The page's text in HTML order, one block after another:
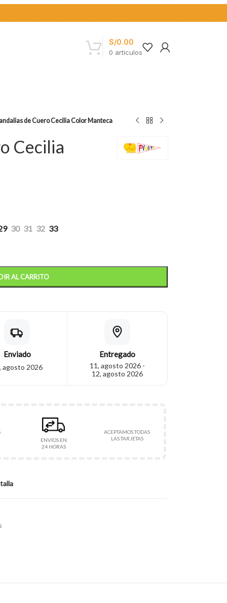
0 artículos
S/0.00
de Cuero Cecilia Color Manteca
Cecilia
30 31 32 33
AL CARRITO
Enviado
agosto 2026
Entregado
11, agosto 2026 -
12, agosto 2026
ENVÍOS EN
24 HORAS
ACEPTAMOS TODAS
LAS TARJETAS